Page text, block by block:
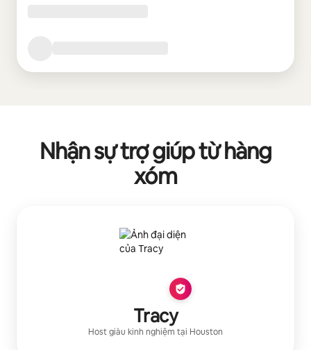
Nhận sự trợ giúp từ hàng
xóm
Tracy
Host giàu kinh nghiệm tại Houston